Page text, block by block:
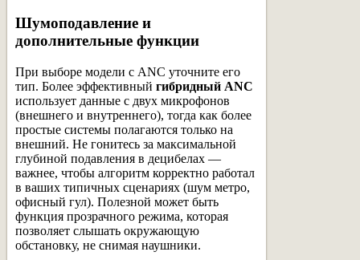
Шумоподавление и
дополнительные функции
При выборе модели с ANC уточните его
тип. Более эффективный гибридный ANC
использует данные с двух микрофонов
(внешнего и внутреннего), тогда как более
простые системы полагаются только на
внешний. Не гонитесь за максимальной
глубиной подавления в децибелах —
важнее, чтобы алгоритм корректно работал
в ваших типичных сценариях (шум метро,
офисный гул). Полезной может быть
функция прозрачного режима, которая
позволяет слышать окружающую
обстановку, не снимая наушники.